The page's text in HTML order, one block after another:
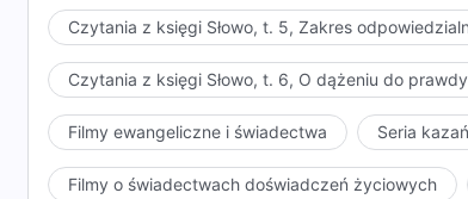
Czytania z księgi Słowo, t. 5, Zakres
Czytania z księgi Słowo, t. 6, O dążeniu do prawdy
Filmy ewangeliczne i świadectwa Seria
Filmy o świadectwach doświadczeń życiowych